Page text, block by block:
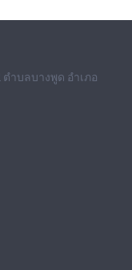
ำบลบางพูด อำเภอ